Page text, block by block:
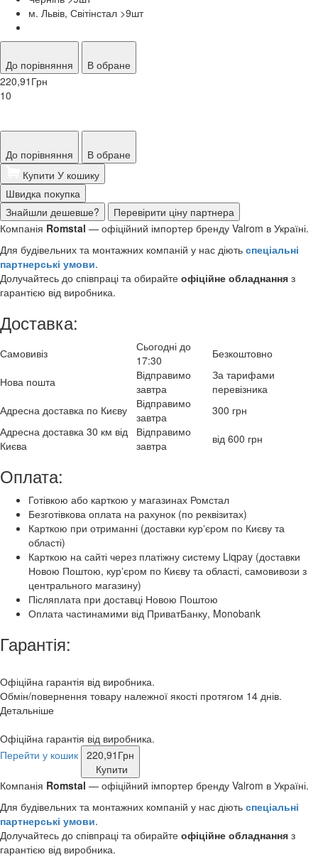
м. Львів, Світінстал >9шт
До порівняння
В обране
220,91 Грн
10
До порівняння
В обране
Купити У кошику
Швидка покупка
Знайшли дешевше?
Перевірити ціну партнера
Компанія Romstal — офіційний імпортер бренду Valrom в Україні.
Для будівельних та монтажних компаній у нас діють спеціальні
партнерські умови.
Долучайтесь до співпраці та обирайте офіційне обладнання з
гарантією від виробника.
Доставка:
Самовивіз
Сьогодні до
17:30
Безкоштовно
Нова пошта
Відправимо
завтра
За тарифами
перевізника
Адресна доставка по Києву
Відправимо
завтра
300 грн
Адресна доставка 30 км від
Києва
Відправимо
завтра
від 600 грн
Оплата:
Готівкою або карткою у магазинах Ромстал
Безготівкова оплата на рахунок (по реквізитах)
Карткою при отриманні (доставки курʼєром по Києву та
області)
Карткою на сайті через платіжну систему Liqpay (доставки
Новою Поштою, курʼєром по Києву та області, самовивози з
центрального магазину)
Післяплата при доставці Новою Поштою
Оплата частинамими від ПриватБанку, Monobank
Гарантія:
Офіційна гарантія від виробника.
Обмін/повернення товару належної якості протягом 14 днів.
Детальніше
Офіційна гарантія від виробника.
Перейти у кошик 220,91 Грн
Купити
Компанія Romstal — офіційний імпортер бренду Valrom в Україні.
Для будівельних та монтажних компаній у нас діють спеціальні
партнерські умови.
Долучайтесь до співпраці та обирайте офіційне обладнання з
гарантією від виробника.